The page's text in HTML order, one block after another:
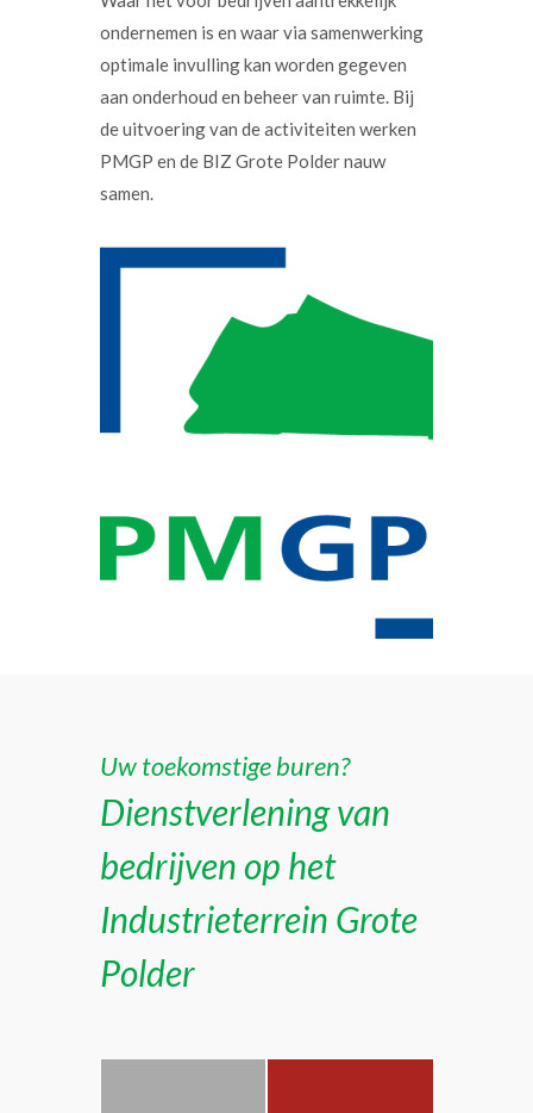
ondernemen is en waar via samenwerking
optimale invulling kan worden gegeven
aan onderhoud en beheer van ruimte. Bij
de uitvoering van de activiteiten werken
PMGP en de BIZ Grote Polder nauw
samen.
Uw toekomstige buren?
Dienstverlening van
bedrijven op het
Industrieterrein Grote
Polder